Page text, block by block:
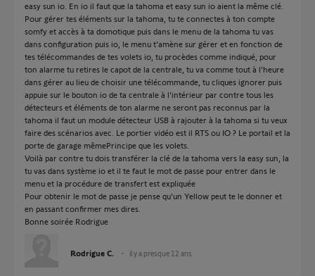
easy sun io. En io il faut que la tahoma et easy sun io aient la même clé.
Pour gérer tes éléments sur la tahoma, tu te connectes à ton compte
somfy et accès à ta domotique puis dans le menu de la tahoma tu vas
dans configuration puis io, le menu t'amène sur gérer et en fonction de
tes télécommandes de tes volets io, tu procèdes comme indiqué, pour
ton alarme tu retires le capot de la centrale, tu va comme tout à l'heure
dans gérer au lieu de choisir une télécommande, tu cliques ignorer puis
appuie sur le bouton io de ta centrale à l'intérieur par contre tous les
détecteurs et éléments de ton alarme ne seront pas reconnus par la
tahoma il faut un module détecteur USB à rajouter à la tahoma si tu veux
faire des scénarios avec. Le portier vidéo est il RTS ou IO ? Le portail et la
porte de garage mêmePrincipe que les volets.
Voilà par contre tu dois transférer la clé de la tahoma vers la easy sun, la
tu vas dans système io et il te faut le mot de passe pour entrer dans le
menu et la procédure de transfert est expliquée
Pour obtenir le mot de passe je pense qu'un Yellow peut te le donner et
en passant confirmer mes dires.
Bonne soirée Rodrigue
Rodrigue C. il y a presque 12 ans